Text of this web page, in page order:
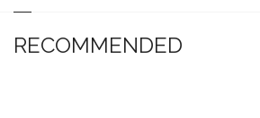
RECOMMENDED